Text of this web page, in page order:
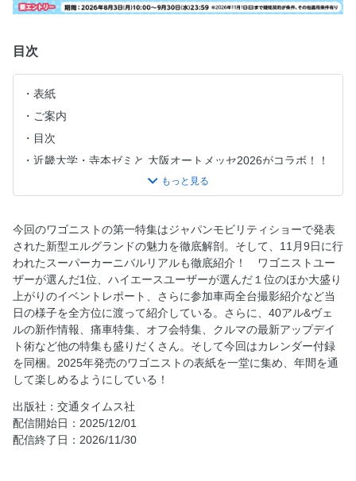
目次
表紙
ご案内
目次
近畿大学・寺本ゼミと 大阪オートメッセ2026がコラボ！！
想像を超えた革新のミニバン、ついにお披露目! 新型エルグ
ランド
40 ALPHARD VELLFIRE NEW CUSTOMIZE!
SUPER CARNIVAL REAL in 大阪
クルマの 最新アップデート術
WHEEL COLLECTION
SUV HOT STYLE
BLITZ CROWN ESTATE
MUST CHECK! TUNING ITEMS!!
これも立派な推し活! 痛車のススメ!
オフ会ヒーロー
オフ会特集
OUR FORCUS 023Premium
今回のワゴニストの第一特集はジャパンモビリティショーで発表
された新型エルグランドの魅力を徹底解剖。そして、11月9日に行
われたスーパーカーニバルリアルも徹底紹介！ ワゴニストユー
ザーが選んだ1位、ハイエースユーザーが選んだ１位のほか大盛り
上がりのイベントレポート、さらに参加車両全台撮影紹介など当
日の様子を全方位に渡って紹介している。さらに、40アル&ヴェ
ルの新作情報、痛車特集、オフ会特集、クルマの最新アップデイ
ト術など他の特集も盛りだくさん。そして今回はカレンダー付録
を同梱。2025年発売のワゴニストの表紙を一堂に集め、年間を通
して楽しめるようにしている！
出版社：交通タイムス社
配信開始日：2025/12/01
配信終了日：2026/11/30